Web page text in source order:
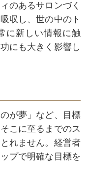
のあるサロンづく
収し、世の中のト
に新しい情報に触
にも大きく影響し
が夢」など、目標
こに至るまでのス
れません。経営者
プで明確な目標を